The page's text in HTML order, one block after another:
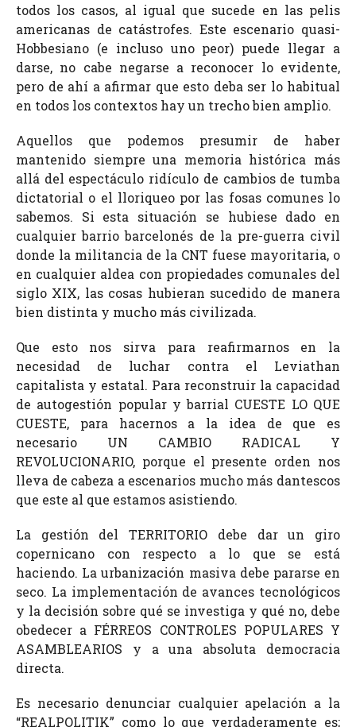
todos los casos, al igual que sucede en las pelis
americanas de catástrofes. Este escenario quasi-
Hobbesiano (e incluso uno peor) puede llegar a
darse, no cabe negarse a reconocer lo evidente,
pero de ahí a afirmar que esto deba ser lo habitual
en todos los contextos hay un trecho bien amplio.
Aquellos que podemos presumir de haber
mantenido siempre una memoria histórica más
allá del espectáculo ridículo de cambios de tumba
dictatorial o el lloriqueo por las fosas comunes lo
sabemos. Si esta situación se hubiese dado en
cualquier barrio barcelonés de la pre-guerra civil
donde la militancia de la CNT fuese mayoritaria, o
en cualquier aldea con propiedades comunales del
siglo XIX, las cosas hubieran sucedido de manera
bien distinta y mucho más civilizada.
Que esto nos sirva para reafirmarnos en la
necesidad de luchar contra el Leviathan
capitalista y estatal. Para reconstruir la capacidad
de autogestión popular y barrial CUESTE LO QUE
CUESTE, para hacernos a la idea de que es
necesario UN CAMBIO RADICAL Y
REVOLUCIONARIO, porque el presente orden nos
lleva de cabeza a escenarios mucho más dantescos
que este al que estamos asistiendo.
La gestión del TERRITORIO debe dar un giro
copernicano con respecto a lo que se está
haciendo. La urbanización masiva debe pararse en
seco. La implementación de avances tecnológicos
y la decisión sobre qué se investiga y qué no, debe
obedecer a FÉRREOS CONTROLES POPULARES Y
ASAMBLEARIOS y a una absoluta democracia
directa.
Es necesario denunciar cualquier apelación a la
“REALPOLITIK” como lo que verdaderamente es;